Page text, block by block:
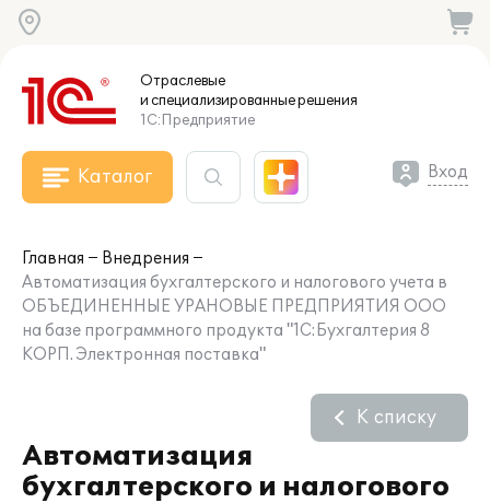
Отраслевые
и специализированныерешения
1С:Предприятие
Каталог Вход
Главная
Внедрения
Автоматизация бухгалтерского и налогового учета в
ОБЪЕДИНЕННЫЕ УРАНОВЫЕ ПРЕДПРИЯТИЯ ООО
на базе программного продукта "1С:Бухгалтерия 8
КОРП. Электронная поставка"
Автоматизация
бухгалтерского и налогового
К списку